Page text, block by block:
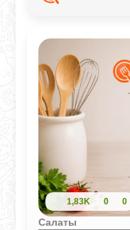
1,83K 0 0
Салаты